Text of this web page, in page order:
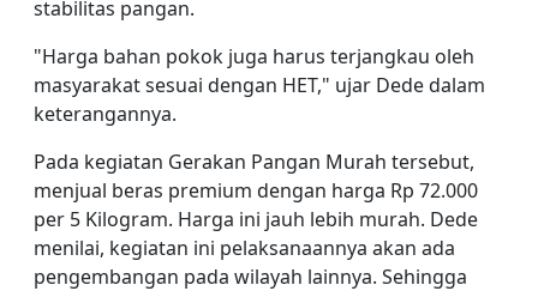
stabilitas pangan.
"Harga bahan pokok juga harus terjangkau oleh
masyarakat sesuai dengan HET," ujar Dede dalam
keterangannya.
Pada kegiatan Gerakan Pangan Murah tersebut,
menjual beras premium dengan harga Rp 72.000
per 5 Kilogram. Harga ini jauh lebih murah. Dede
menilai, kegiatan ini pelaksanaannya akan ada
pengembangan pada wilayah lainnya. Sehingga